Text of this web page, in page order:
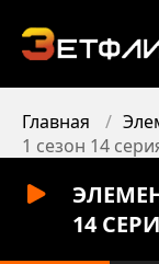
Главная
1 сезон 14
14